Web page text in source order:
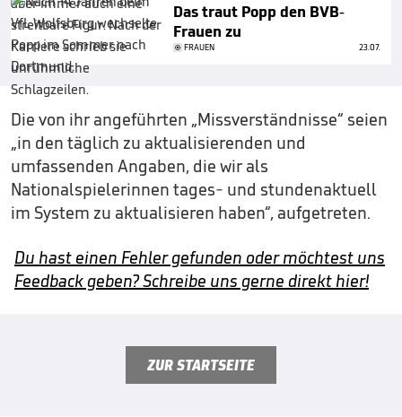
Das traut Popp den BVB-
Frauen zu
FRAUEN 23.07.
Die von ihr angeführten „Missverständnisse“ seien
„in den täglich zu aktualisierenden und
umfassenden Angaben, die wir als
Nationalspielerinnen tages- und stundenaktuell
im System zu aktualisieren haben“, aufgetreten.
Du hast einen Fehler gefunden oder möchtest uns
Feedback geben? Schreibe uns gerne direkt hier!
ZUR STARTSEITE